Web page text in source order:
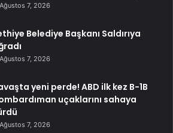
Ağustos 7, 2026
Belediye Başkanı Saldırıya
Ağustos 7, 2026
yeni perde! ABD ilk kez B-1B
uçaklarını sahaya
Ağustos 7, 2026